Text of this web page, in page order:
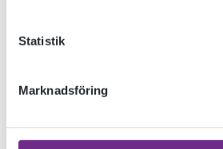
Statistik
Marknadsföring
Jörgen Platzer – kursansvarig på
Läs mer på:http://
av många års arbete med en alldeles